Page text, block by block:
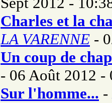
Charles et la
LA VARENNE -
Un coup de
- 06 Août 2012 -
Sur l'homme... -